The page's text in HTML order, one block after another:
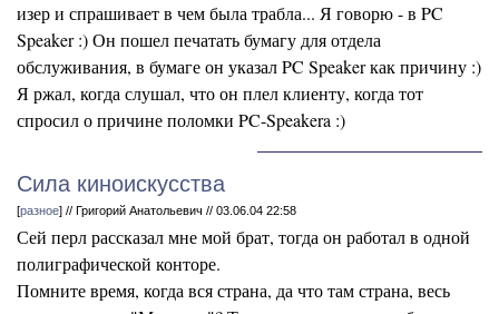
изер и спрашивает в чем была трабла... Я говорю - в PC
Speaker :) Он пошел печатать бумагу для отдела
обслуживания, в бумаге он указал PC Speaker как причину :)
Я ржал, когда слушал, что он плел клиенту, когда тот
спросил о причине поломки PC-Speakera :)
Сила киноискусства
[разное] // Григорий Анатольевич // 03.06.04 22:58
Сей перл рассказал мне мой брат, тогда он работал в одной
полиграфической конторе.
Помните время, когда вся страна, да что там страна, весь